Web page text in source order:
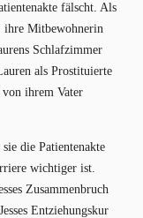
fälscht. Als
ihre Mitbewohnerin
Schlafzimmer
als Prostituierte
von ihrem Vater
die Patientenakte
wichtiger ist.
Zusammenbruch
Entziehungskur